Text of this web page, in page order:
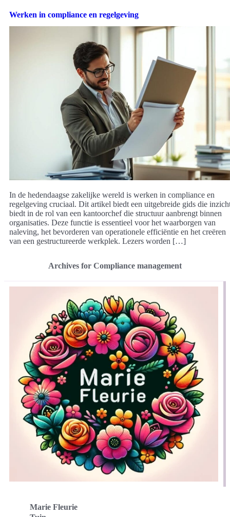
Werken in compliance en regelgeving
In de hedendaagse zakelijke wereld is werken in compliance en
regelgeving cruciaal. Dit artikel biedt een uitgebreide gids die
biedt in de rol van een kantoorchef die structuur aanbrengt binnen
organisaties. Deze functie is essentieel voor het waarborgen van
naleving, het bevorderen van operationele efficiëntie en het creëren
van een gestructureerde werkplek. Lezers worden […]
Archives for Compliance management
Marie Fleurie